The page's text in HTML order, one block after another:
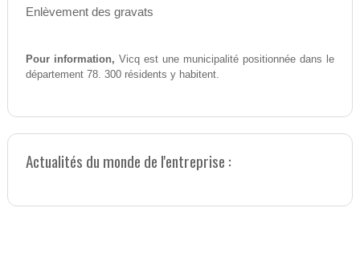
Enlèvement des gravats
Pour information, Vicq est une municipalité positionnée dans le
département 78. 300 résidents y habitent.
Actualités du monde de l'entreprise :